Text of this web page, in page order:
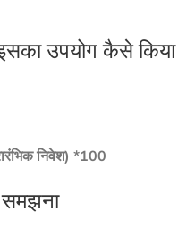
उपयोग कैसे किया
निवेश) *100